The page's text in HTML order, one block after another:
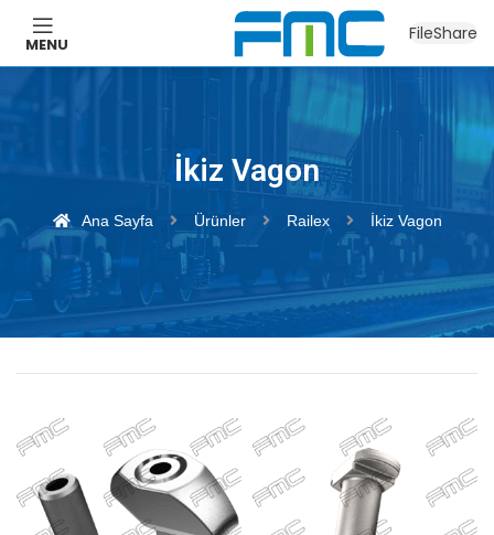
MENU
FileShare
İkiz Vagon
Ana Sayfa Ürünler Railex İkiz Vagon